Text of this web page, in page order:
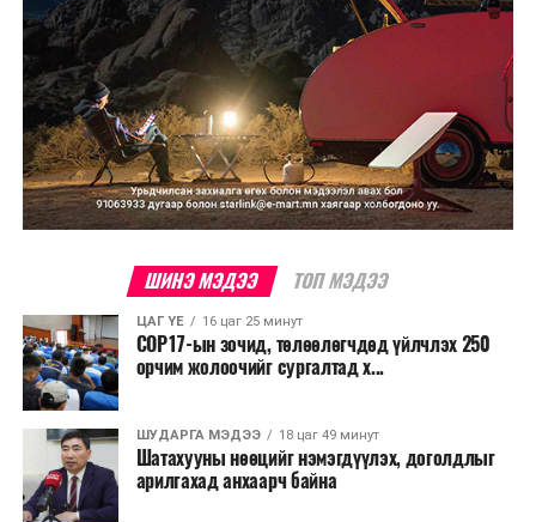
ШИНЭ МЭДЭЭ ТОП МЭДЭЭ
ЦАГ ҮЕ 16 цаг 25 минут
COP17-ын зочид, төлөөлөгчдөд үйлчлэх 250
орчим жолоочийг сургалтад х...
ШУДАРГА МЭДЭЭ 18 цаг 49 минут
Шатахууны нөөцийг нэмэгдүүлэх, доголдлыг
арилгахад анхаарч байна